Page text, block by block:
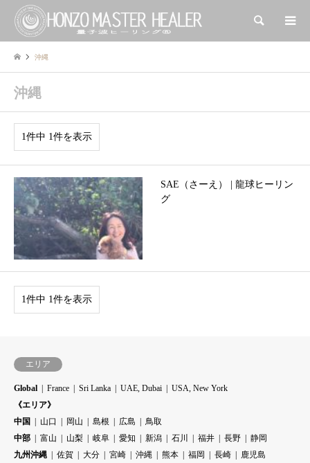
検索
沖縄
沖縄
1件中 1件を表示
SAE（さーえ） | 龍球ヒーリン
グ
1件中 1件を表示
エリア
Global France Sri Lanka UAE, Dubai
USA, New York
《エリア》
中国
山口 岡山 島根 広島
鳥取
中部
富山 山梨 岐阜 愛知 新潟 石川 福井 長野
静岡
九州沖縄
佐賀 大分 宮崎 沖縄 熊本 福岡 長崎
鹿児島